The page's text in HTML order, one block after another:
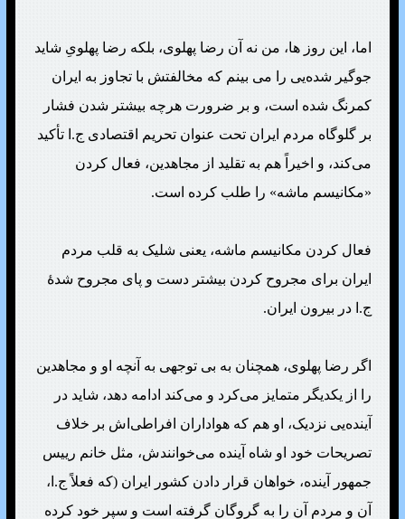
اما، این روز ها، من نه آن رضا پهلوی، بلکه رضا پهلویِ شاید
جوگیر شده‌یی را می بینم که مخالفتش با تجاوز به ایران
کمرنگ شده است، و بر ضرورت هرچه بیشتر شدن فشار
بر گلوگاه مردم ایران تحت عنوان تحریم اقتصادی ج.ا تأکید
می‌کند، و اخیراً هم به تقلید از مجاهدین، فعال کردن
«مکانیسم ماشه» را طلب کرده است.
فعال کردن مکانیسم ماشه، یعنی شلیک به قلب مردم
ایران برای مجروح کردن بیشتر دست و پای مجروح شدهٔ
ج.ا در بیرون ایران.
اگر رضا پهلوی، همچنان به بی توجهی به آنچه او و مجاهدین
را از یکدیگر متمایز می‌کرد و می‌کند ادامه دهد، شاید در
آینده‌یی نزدیک، او هم که هواداران افراطی‌اش بر خلاف
تصریحات خود او شاه آینده می‌خوانندش، مثل خانم رییس
جمهور آینده، خواهان قرار دادن کشور ایران (که فعلاً ج.ا،
آن و مردم آن را به گروگان گرفته است و سپر خود کرده